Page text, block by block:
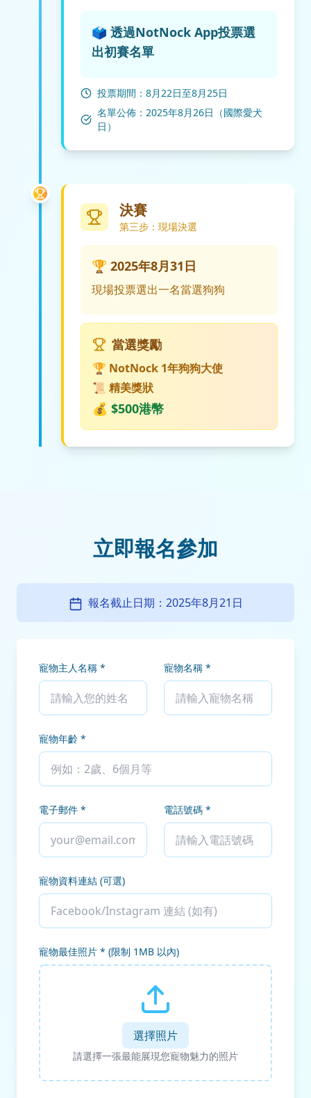
🗳️ 透過NotNock App投票選
出初賽名單
投票期間：8月22日至8月25日
名單公佈：2025年8月26日（國際愛犬
日）
決賽
第三步：現場決選
🏆 2025年8月31日
現場投票選出一名當選狗狗
當選獎勵
🏆 NotNock 1年狗狗大使
📜 精美獎狀
💰 $500港幣
立即報名參加
報名截止日期：2025年8月21日
寵物主人名稱 * 寵物名稱 *
寵物年齡 *
電子郵件 * 電話號碼 *
寵物資料連結 (可選)
寵物最佳照片 * (限制 1MB 以內)
選擇照片
請選擇一張最能展現您寵物魅力的照片